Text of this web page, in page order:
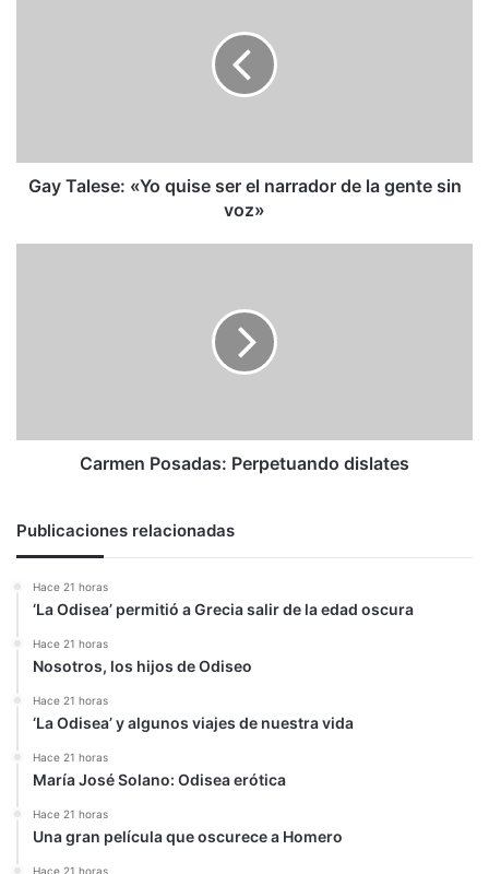
la
gente
Gay Talese: «Yo quise ser el narrador de la gente sin
voz»
Carmen Posadas: Perpetuando dislates
Publicaciones relacionadas
Hace 21 horas
‘La Odisea’ permitió a Grecia salir de la edad oscura
Hace 21 horas
Nosotros, los hijos de Odiseo
Hace 21 horas
‘La Odisea’ y algunos viajes de nuestra vida
Hace 21 horas
María José Solano: Odisea erótica
Hace 21 horas
Una gran película que oscurece a Homero
Hace 21 horas